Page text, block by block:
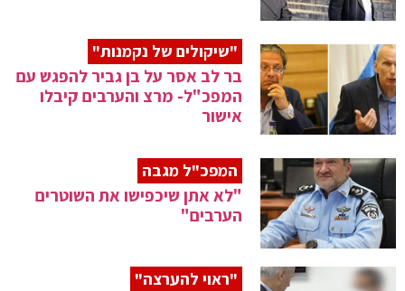
"שיקולים של נקמנות"
בר לב אסר על בן גביר להפגש עם
המפכ"ל- מרצ והערבים קיבלו
אישור
המפכ"ל מגבה
"לא אתן שיכפישו את השוטרים
הערבים"
"ראוי להערצה"